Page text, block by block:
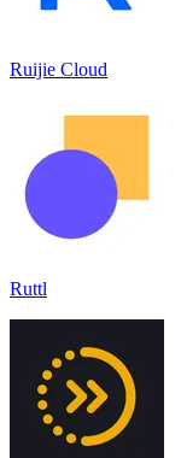
Ruijie Cloud
Ruttl